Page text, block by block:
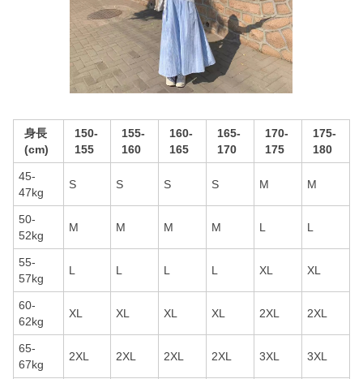
身長
(cm)
150-
155
155-
160
160-
165
165-
170
170-
175
175-
180
45-
47kg
S S S S M M
50-
52kg
M M M M L L
55-
57kg
L L L L XL XL
60-
62kg
XL XL XL XL 2XL 2XL
65-
67kg
2XL 2XL 2XL 2XL 3XL 3XL